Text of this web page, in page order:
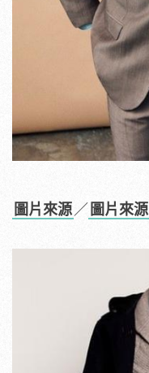
圖片來源 ／ 圖片來源